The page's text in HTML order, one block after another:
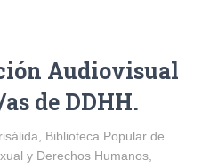
Audiovisual
de DDHH.
Biblioteca Popular de
y Derechos Humanos,